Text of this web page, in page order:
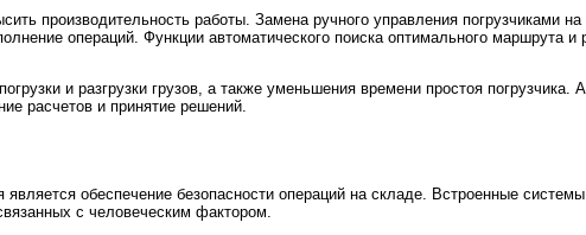
производительность работы. Замена ручного управления погрузчиками
операций. Функции автоматического поиска оптимального маршрута и
и разгрузки грузов, а также уменьшения времени простоя погрузчика.
расчетов и принятие решений.
обеспечение безопасности операций на складе. Встроенные
с человеческим фактором.